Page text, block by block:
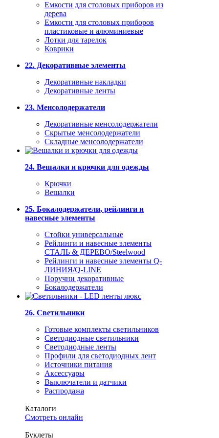
Емкости для столовых приборов из
дерева
Емкости для столовых приборов
пластиковые и алюминиевые
Лотки для тарелок
Коврики
22. Декоративные элементы
Декоративные накладки
Декоративные ленты
23. Менсолодержатели
Декоративные менсолодержатели
Скрытые менсолодержатели
Складные менсолодержатели
24. Вешалки и крючки для одежды
Крючки
Вешалки
25. Бокалодержатели, рейлинги и
навесные элементы
Стойки универсальные
Рейлинги и навесные элементы
СТАЛЬ & ДЕРЕВО/Steelwood
Рейлинги и навесные элементы Q-
ЛИНИЯ/Q-LINE
Поручни декоративные
Бокалодержатели
26. Светильники
Готовые комплекты светильников
Светодиодные светильники
Светодиодные ленты
Профили для светодиодных лент
Источники питания
Аксессуары
Выключатели и датчики
Распродажа
Каталоги
Смотреть онлайн
Буклеты